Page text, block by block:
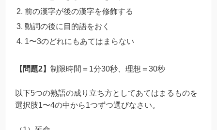
前の漢字が後の漢字を修飾する
動詞の後に目的語をおく
1〜3のどれにもあてはまらない
【問題2】 制限時間＝1分30秒、理想＝30秒
以下5つの熟語の成り立ち方としてあてはまるものを
選択肢1〜4の中から1つずつ選びなさい。